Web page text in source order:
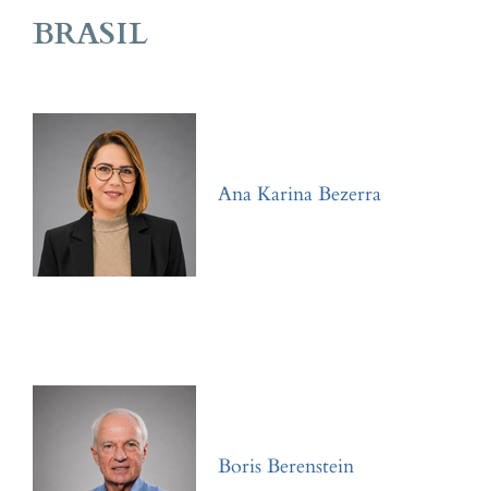
BRASIL
Ana Karina Bezerra
Boris Berenstein